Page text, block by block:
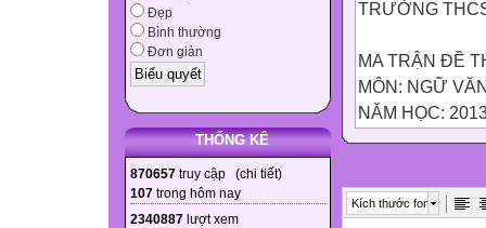
Đẹp
Bình thường
Đơn giản
THỐNG KÊ
870657 truy cập (chi tiết)
107 trong hôm nay
2340887 lượt xem
TRƯỜNG
MA TRẬN ĐỀ
MÔN: NGỮ
NĂM HỌC:
Tên Chủ đề
Kích thước font